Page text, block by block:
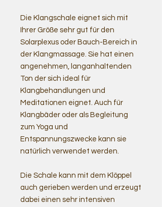
Die Klangschale eignet sich mit
Ihrer Größe sehr gut für den
Solarplexus oder Bauch-Bereich in
der Klangmassage. Sie hat einen
angenehmen, langanhaltenden
Ton der sich ideal für
Klangbehandlungen und
Meditationen eignet. Auch für
Klangbäder oder als Begleitung
zum Yoga und
Entspannungszwecke kann sie
natürlich verwendet werden.
Die Schale kann mit dem Klöppel
auch gerieben werden und erzeugt
dabei einen sehr intensiven